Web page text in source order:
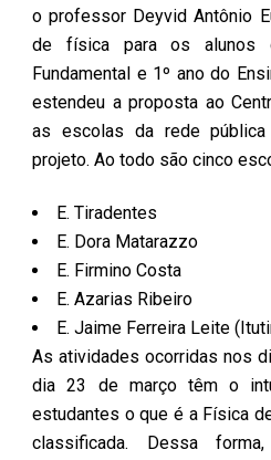
o professor Deyvid Antônio
de física para os alunos
Fundamental e 1º ano do
estendeu a proposta ao
as escolas da rede
projeto. Ao todo são cinco
E. Tiradentes
E. Dora Matarazzo
E. Firmino Costa
E. Azarias Ribeiro
E. Jaime Ferreira Leite
As atividades ocorridas nos
dia 23 de março têm o
estudantes o que é a Física
classificada. Dessa